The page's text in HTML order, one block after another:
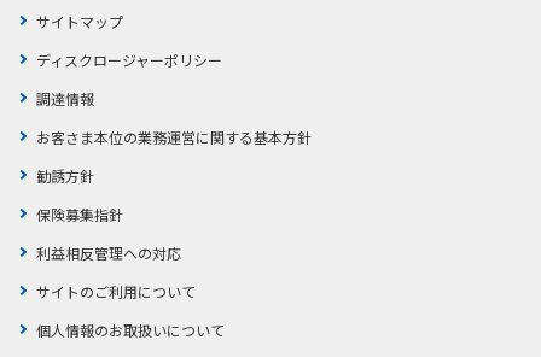
サイトマップ
ディスクロージャーポリシー
調達情報
お客さま本位の業務運営に関する基本方針
勧誘方針
保険募集指針
利益相反管理への対応
サイトのご利用について
個人情報のお取扱いについて